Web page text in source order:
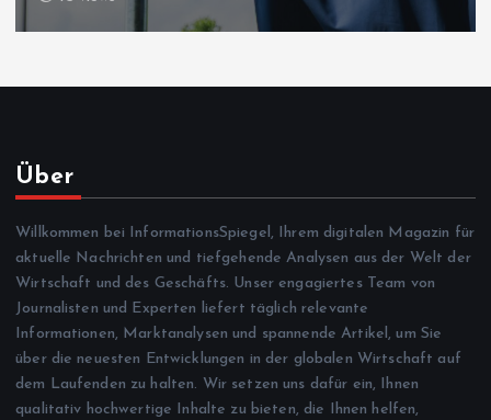
Über
Willkommen bei InformationsSpiegel, Ihrem digitalen Magazin für
aktuelle Nachrichten und tiefgehende Analysen aus der Welt der
Wirtschaft und des Geschäfts. Unser engagiertes Team von
Journalisten und Experten liefert täglich relevante
Informationen, Marktanalysen und spannende Artikel, um Sie
über die neuesten Entwicklungen in der globalen Wirtschaft auf
dem Laufenden zu halten. Wir setzen uns dafür ein, Ihnen
qualitativ hochwertige Inhalte zu bieten, die Ihnen helfen,